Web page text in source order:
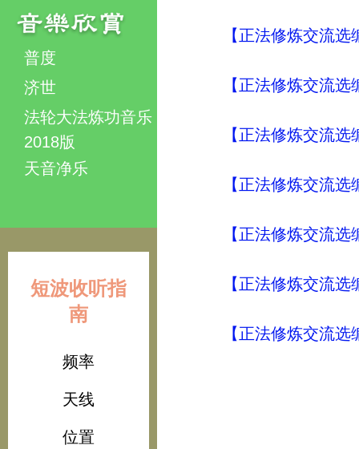
普度
济世
法轮大法炼功音乐
2018版
天音净乐
短波收听指
南
频率
天线
位置
【正法修炼交流
【正法修炼交流
【正法修炼交流
【正法修炼交流
【正法修炼交流
【正法修炼交流
【正法修炼交流